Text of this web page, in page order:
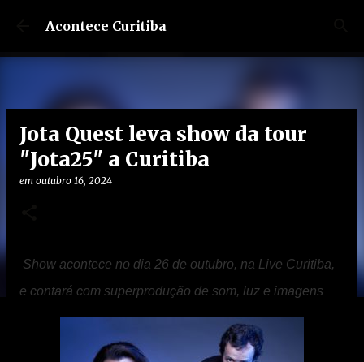
Pular para o conteúdo principal
Acontece Curitiba
Jota Quest leva show da tour
"Jota25" a Curitiba
em outubro 16, 2024
Show acontece no dia 26 de outubro, na Live Curitiba,
e contará com superprodução de som, luz e imagens